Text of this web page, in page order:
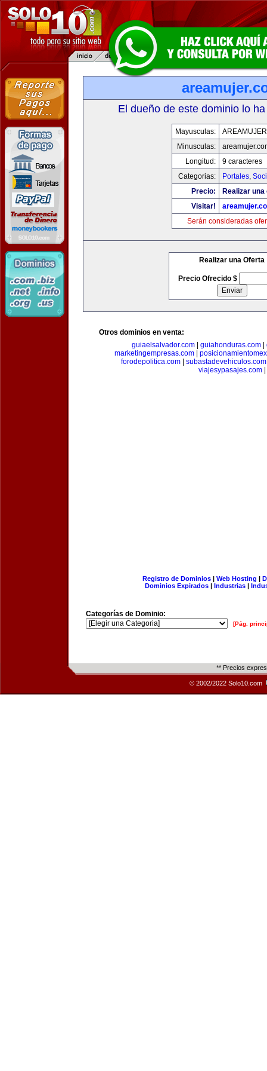
El dueño de este dominio lo
Mayusculas:
Minusculas:
Longitud:
9 caracteres
Categorias:
Portales,
Precio:
Realizar
Visitar!
Serán consideradas
Realizar una Oferta
Precio Ofrecido $
Otros dominios en venta:
guiaelsalvador.com| guiahonduras.com|
marketingempresas.com
forodepolitica.com| subastadevehiculos.com
viajesypasajes.com|
Registro de Dominios| Web Hosting |
Dominios Expirados | Industrias |
Categorías de Dominio:
[Pág.
** Precios
© 2002/2022 Solo10.com